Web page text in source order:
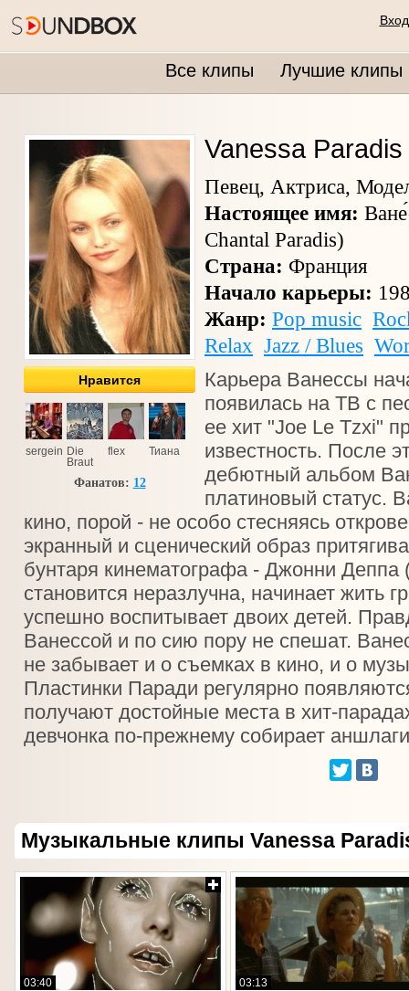
Все клипы Лучшие клипы
Нравится
sergeinov@ukr.net
Die
Braut
flex Тиана
Фанатов: 12
Vanessa Paradis
Певец, Актриса,
Настоящее имя:
Chantal Paradis)
Страна: Франция
Начало карьеры:
Жанр: Pop music
Relax Jazz / Blues
Карьера Ванессы
появилась на ТВ с
ее хит "Joe Le Tzxi"
известность. После
дебютный альбом
платиновый статус.
кино, порой - не особо стесняясь
экранный и сценический образ
бунтаря кинематографа - Джонни Деппа
становится неразлучна, начинает жить
успешно воспитывает двоих детей.
Ванессой и по сию пору не спешат.
не забывает и о съемках в кино, и о
Пластинки Паради регулярно
получают достойные места в хит-
девчонка по-прежнему собирает
Музыкальные клипы Vanessa
03:40 03:13